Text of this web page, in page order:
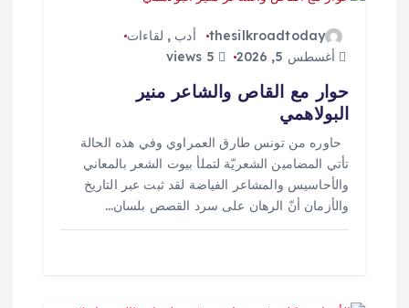
ت
thesilkroadtoday أدب , لقاءات
أغسطس 5, 2026
حوار مع القاص والشاعر منير
البولاهمي
حاوره من تونس طارق العمراوي وفي هذه الحالة
تأتي المضامين الشعريّة لتملأ بيوت الشعر بالمعاني
والأحاسيس والمشاعر الفياضة لقد ثبت عبر التاريخ
والأزمان أنّ الرهان على سرد القصص بلسان…